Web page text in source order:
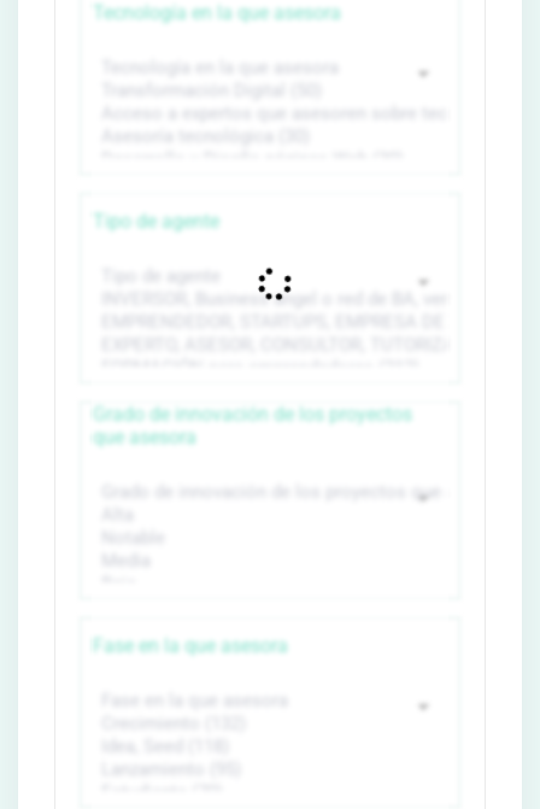
Tecnología en la que asesora
Tipo de agente
Grado de innovación de los proyectos
que asesora
Fase en la que asesora